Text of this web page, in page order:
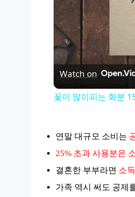
Watch on
꽃이 많이피는 화분
연말 대규모 소비는
25% 초과 사용분은
결혼한 부부라면 소
가족 역시 써도 공제